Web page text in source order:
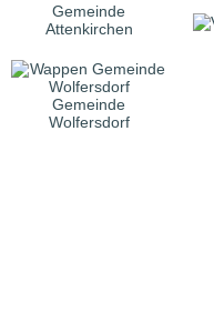
Gemeinde
Attenkirchen
Gemeinde
Wolfersdorf